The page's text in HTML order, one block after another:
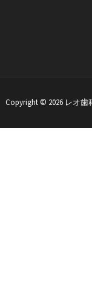
Copyright © 2026 レオ歯